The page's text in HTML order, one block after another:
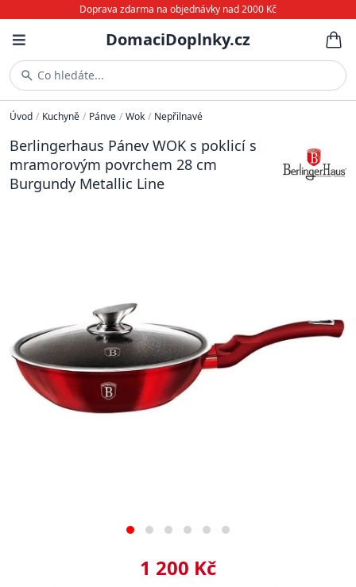
Doprava zdarma na objednávky nad 2000 Kč
DomaciDoplnky.cz
Co hledáte...
Úvod / Kuchyně / Pánve / Wok / Nepřilnavé
Berlingerhaus Pánev WOK s poklicí s
mramorovým povrchem 28 cm
Burgundy Metallic Line
1 200 Kč